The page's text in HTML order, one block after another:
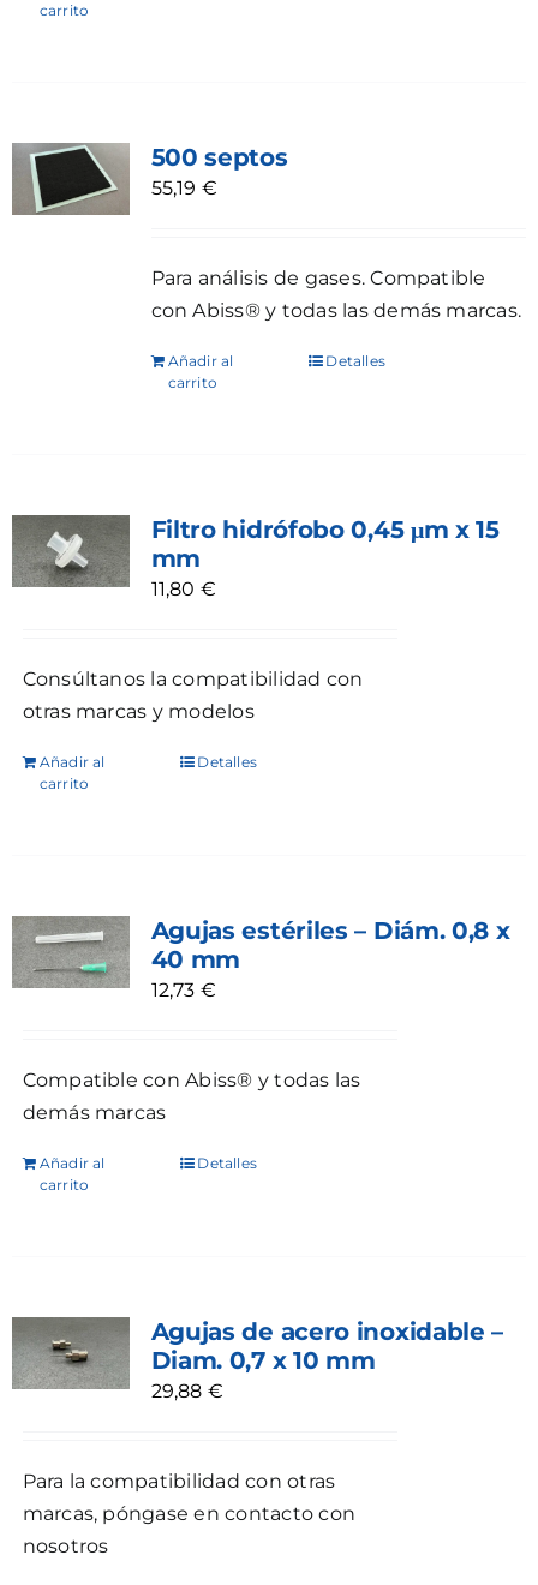
carrito
500 septos
55,19 €
Para análisis de gases. Compatible
con Abiss® y todas las demás marcas.
Añadir al
carrito
Detalles
Filtro hidrófobo 0,45 μm x 15
mm
11,80 €
Consúltanos la compatibilidad con
otras marcas y modelos
Añadir al
carrito
Detalles
Agujas estériles – Diám. 0,8 x
40 mm
12,73 €
Compatible con Abiss® y todas las
demás marcas
Añadir al
carrito
Detalles
Agujas de acero inoxidable –
Diam. 0,7 x 10 mm
29,88 €
Para la compatibilidad con otras
marcas, póngase en contacto con
nosotros